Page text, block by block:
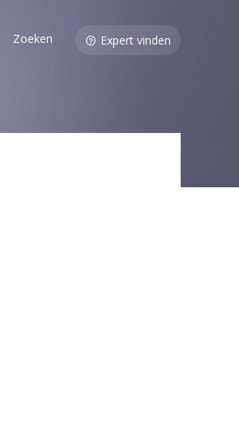
Zoeken Expert vinden